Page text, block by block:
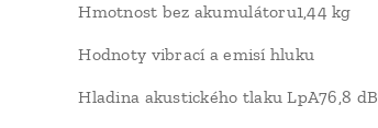
Hmotnost bez akumulátoru1,44 kg
Hodnoty vibrací a emisí hluku
Hladina akustického tlaku LpA76,8 dB